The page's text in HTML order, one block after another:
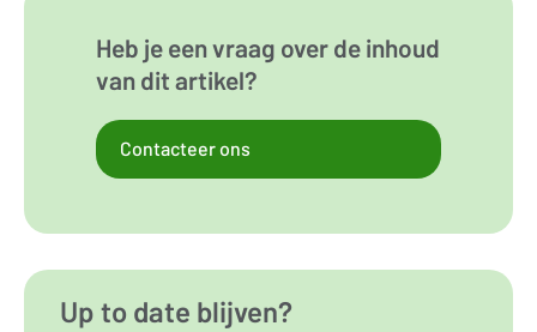
Heb je een vraag over de inhoud
van dit artikel?
Contacteer ons
Up to date blijven?